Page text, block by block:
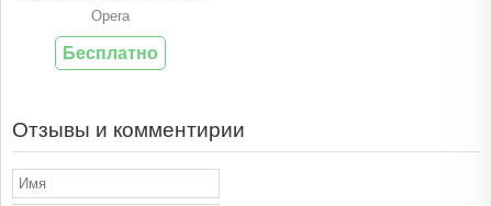
Opera
Бесплатно
Отзывы и комментирии